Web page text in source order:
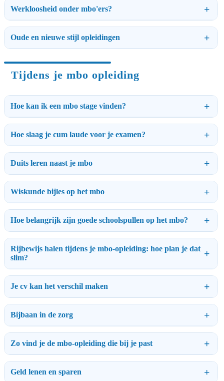
Werkloosheid onder mbo'ers?
Oude en nieuwe stijl opleidingen
Tijdens je mbo opleiding
Hoe kan ik een mbo stage vinden?
Hoe slaag je cum laude voor je examen?
Duits leren naast je mbo
Wiskunde bijles op het mbo
Hoe belangrijk zijn goede schoolspullen op het mbo?
Rijbewijs halen tijdens je mbo-opleiding: hoe plan je dat
slim?
Je cv kan het verschil maken
Bijbaan in de zorg
Zo vind je de mbo-opleiding die bij je past
Geld lenen en sparen